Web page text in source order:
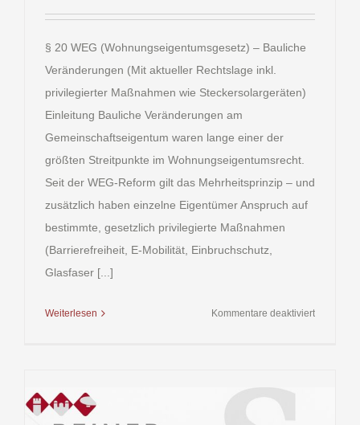
§ 20 WEG (Wohnungseigentumsgesetz) – Bauliche
Veränderungen (Mit aktueller Rechtslage inkl.
privilegierter Maßnahmen wie Steckersolargeräten)
Einleitung Bauliche Veränderungen am
Gemeinschaftseigentum waren lange einer der
größten Streitpunkte im Wohnungseigentumsrecht.
Seit der WEG-Reform gilt das Mehrheitsprinzip – und
zusätzlich haben einzelne Eigentümer Anspruch auf
bestimmte, gesetzlich privilegierte Maßnahmen
(Barrierefreiheit, E-Mobilität, Einbruchschutz,
Glasfaser [...]
Weiterlesen Kommentare deaktiviertfür